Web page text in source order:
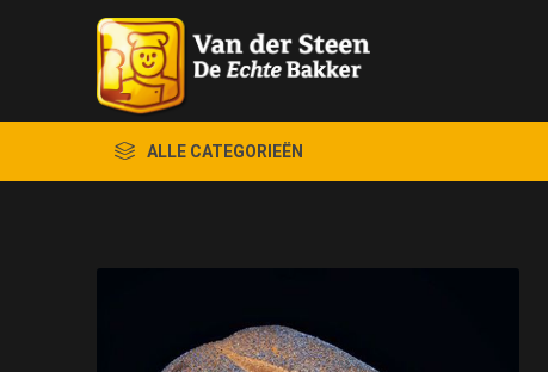
ALLE CATEGORIEËN